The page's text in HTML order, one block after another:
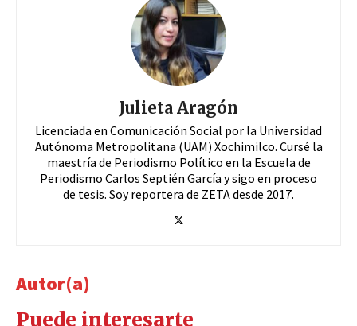
Julieta Aragón
Licenciada en Comunicación Social por la Universidad
Autónoma Metropolitana (UAM) Xochimilco. Cursé la
maestría de Periodismo Político en la Escuela de
Periodismo Carlos Septién García y sigo en proceso
de tesis. Soy reportera de ZETA desde 2017.
Autor(a)
Puede interesarte